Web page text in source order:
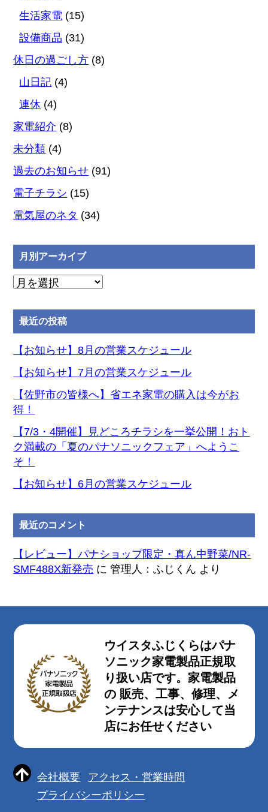
生活家電 (15)
設備商品 (31)
休日の過ごし方 (8)
山日記 (4)
連休 (4)
家電紹介 (8)
未分類 (4)
過去のお知らせ (91)
電子チラシ (15)
電気屋のネタ (34)
月別アーカイブ
月
ア
カ
ブ
最近の投稿
【お知らせ】8月の営業スケジュール
【お知らせ】7月の営業スケジュール
【佐野市の皆様へ】省エネ家電の購入は今がお
得！
【7/3・4開催】見どころチラシを一挙公開！おト
ク満載の「夏のパナソニックフェア」へようこ
そ！
【お知らせ】6月の営業スケジュール
最近のコメント
【レビュー】パナショップ限定・真ん中野菜/NR-
SMF488X新発売 に管理人：ふじくん より
ウイスタふじくらはパナ
ソニック家電製品正規取
り扱い店です。家電製品
の 販売、工事、修理、メ
ンテナンスは安心して当
店にお任せください
会社概要
アクセス・営業時間
プライバシーポリシー